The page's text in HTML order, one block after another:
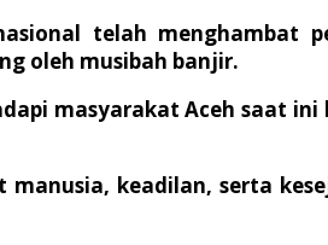
telah menghambat
oleh musibah banjir.
masyarakat Aceh saat
keadilan, serta